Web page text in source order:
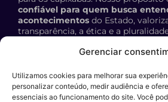
Gerenciar
Utilizamos cookies para melhorar sua
personalizar conteúdo, medir audiência e
essenciais ao funcionamento do site. Você
confiável para quem busca
acontecimentos do Estado,
transparência, a ética e a
Política de Privacidade: acesse
contato
E-mail: